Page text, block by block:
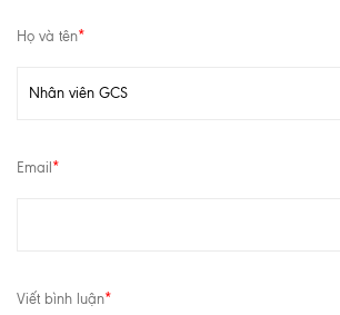
Họ và tên*
Email *
Viết bình luận*